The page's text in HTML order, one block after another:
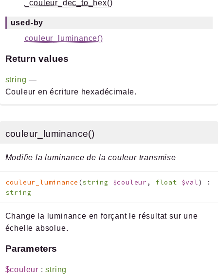
_couleur_dec_to_hex()
used-by
couleur_luminance()
Return values
string —
Couleur en écriture hexadécimale.
couleur_luminance()
Modifie la luminance de la couleur transmise
couleur_luminance (string $couleur, float $val)
:
string
Change la luminance en forçant le résultat sur une
échelle absolue.
Parameters
$couleur :string